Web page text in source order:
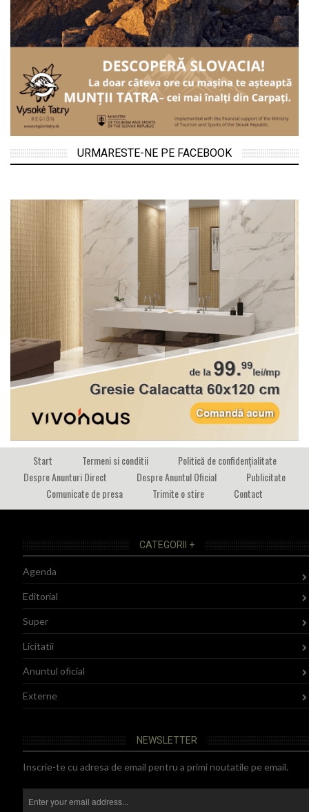
URMARESTE-NE PE FACEBOOK
Start Termeni si conditii
Politică de confidențialitate
Despre Anunturi Direct
Despre Anuntul Oficial
Publicitate
Comunicate de presa
Trimite o stire Contact
CATEGORII +
Agenda
Editorial
Super
Licitatii
Anuntul oficial
Externe
NEWSLETTER
Inscrie-te cu adresa de email pentru a primi noutatile pe email.